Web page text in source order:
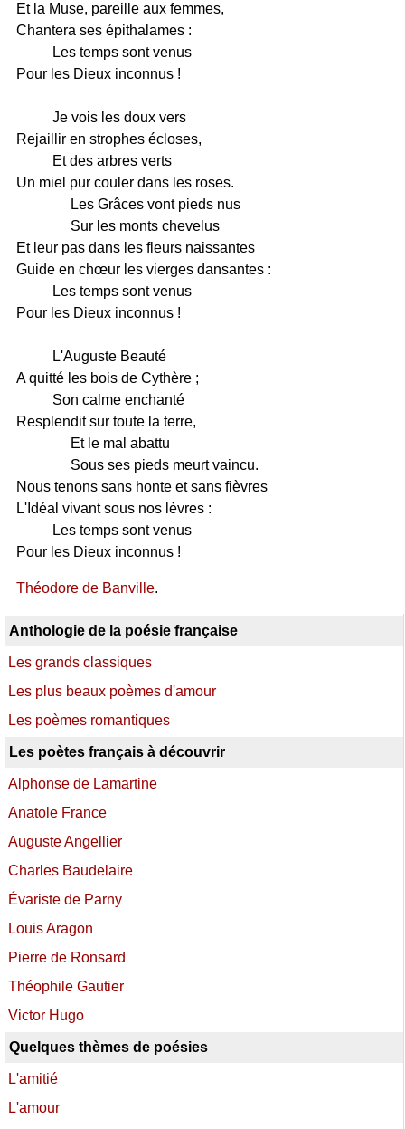
Et la Muse, pareille aux femmes,
Chantera ses épithalames :
Les temps sont venus
Pour les Dieux inconnus !
Je vois les doux vers
Rejaillir en strophes écloses,
Et des arbres verts
Un miel pur couler dans les roses.
Les Grâces vont pieds nus
Sur les monts chevelus
Et leur pas dans les fleurs naissantes
Guide en chœur les vierges dansantes :
Les temps sont venus
Pour les Dieux inconnus !
L'Auguste Beauté
A quitté les bois de Cythère ;
Son calme enchanté
Resplendit sur toute la terre,
Et le mal abattu
Sous ses pieds meurt vaincu.
Nous tenons sans honte et sans fièvres
L'Idéal vivant sous nos lèvres :
Les temps sont venus
Pour les Dieux inconnus !
Théodore de Banville.
Anthologie de la poésie française
Les grands classiques
Les plus beaux poèmes d'amour
Les poèmes romantiques
Les poètes français à découvrir
Alphonse de Lamartine
Anatole France
Auguste Angellier
Charles Baudelaire
Évariste de Parny
Louis Aragon
Pierre de Ronsard
Théophile Gautier
Victor Hugo
Quelques thèmes de poésies
L'amitié
L'amour